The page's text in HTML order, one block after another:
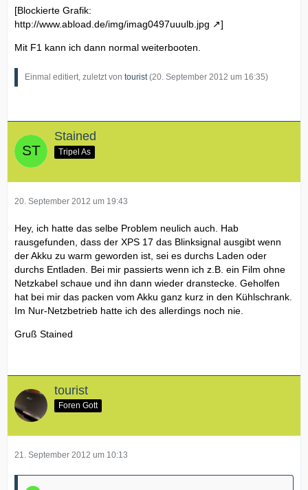
[Blockierte Grafik:
http://www.abload.de/img/imag0497uuulb.jpg
]
Mit F1 kann ich dann normal weiterbooten.
Einmal editiert, zuletzt von tourist (20. September 2012 um 16:35)
Stained
Tripel As
20. September 2012 um 19:43
Hey, ich hatte das selbe Problem neulich auch. Hab
rausgefunden, dass der XPS 17 das Blinksignal ausgibt wenn
der Akku zu warm geworden ist, sei es durchs Laden oder
durchs Entladen. Bei mir passierts wenn ich z.B. ein Film ohne
Netzkabel schaue und ihn dann wieder dranstecke. Geholfen
hat bei mir das packen vom Akku ganz kurz in den Kühlschrank.
Im Nur-Netzbetrieb hatte ich des allerdings noch nie.
Gruß Stained
tourist
Foren Gott
21. September 2012 um 10:13